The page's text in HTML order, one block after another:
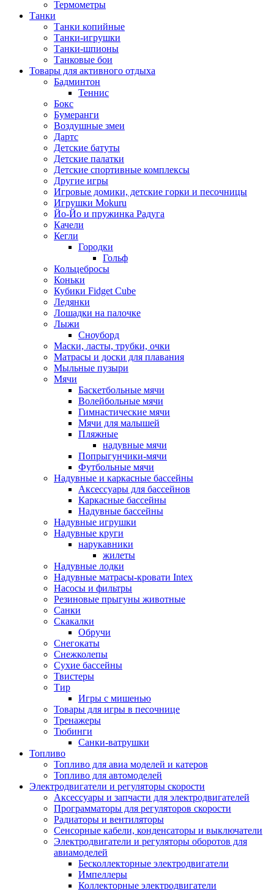
Термометры
Танки
Танки копийные
Танки-игрушки
Танки-шпионы
Танковые бои
Товары для активного отдыха
Бадминтон
Теннис
Бокс
Бумеранги
Воздушные змеи
Дартс
Детские батуты
Детские палатки
Детские спортивные комплексы
Другие игры
Игровые домики, детские горки и песочницы
Игрушки Mokuru
Йо-Йо и пружинка Радуга
Качели
Кегли
Городки
Гольф
Кольцебросы
Коньки
Кубики Fidget Cube
Ледянки
Лошадки на палочке
Лыжи
Сноуборд
Маски, ласты, трубки, очки
Матрасы и доски для плавания
Мыльные пузыри
Мячи
Баскетбольные мячи
Волейбольные мячи
Гимнастические мячи
Мячи для малышей
Пляжные
надувные мячи
Попрыгунчики-мячи
Футбольные мячи
Надувные и каркасные бассейны
Аксессуары для бассейнов
Каркасные бассейны
Надувные бассейны
Надувные игрушки
Надувные круги
нарукавники
жилеты
Надувные лодки
Надувные матрасы-кровати Intex
Насосы и фильтры
Резиновые прыгуны животные
Санки
Скакалки
Обручи
Снегокаты
Снежколепы
Сухие бассейны
Твистеры
Тир
Игры с мишенью
Товары для игры в песочнице
Тренажеры
Тюбинги
Санки-ватрушки
Топливо
Топливо для авиа моделей и катеров
Топливо для автомоделей
Электродвигатели и регуляторы скорости
Аксессуары и запчасти для электродвигателей
Программаторы для регуляторов скорости
Радиаторы и вентиляторы
Сенсорные кабели, конденсаторы и выключатели
Электродвигатели и регуляторы оборотов для
авиамоделей
Бесколлекторные электродвигатели
Импеллеры
Коллекторные электродвигатели